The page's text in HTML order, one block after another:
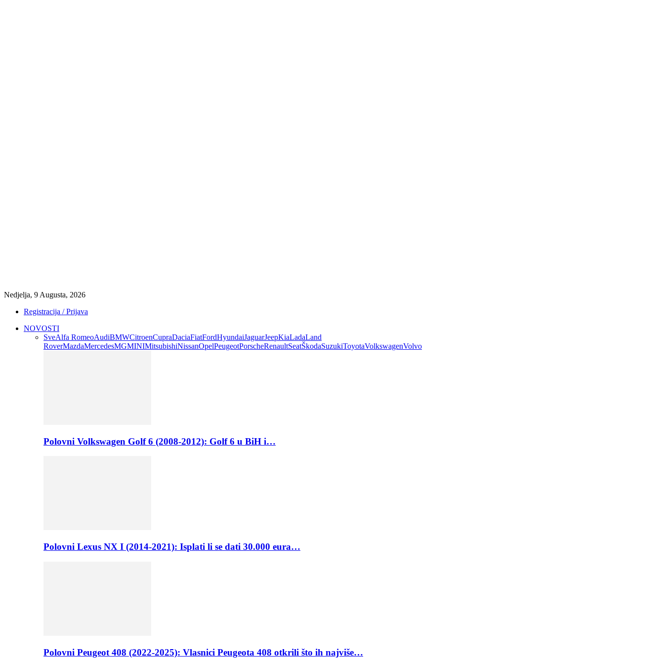
Nedjelja, 9 Augusta, 2026
Registracija / Prijava
NOVOSTI
SveAlfa RomeoAudiBMWCitroenCupraDaciaFiatFordHyundaiJaguarJeepKiaLadaLand
RoverMazdaMercedesMGMINIMitsubishiNissanOpelPeugeotPorscheRenaultSeatŠkodaSuzukiToyotaVolkswagenVolvo
Polovni Volkswagen Golf 6 (2008-2012): Golf 6 u BiH i…
Polovni Lexus NX I (2014-2021): Isplati li se dati 30.000 eura…
Polovni Peugeot 408 (2022-2025): Vlasnici Peugeota 408 otkrili što ih najviše…